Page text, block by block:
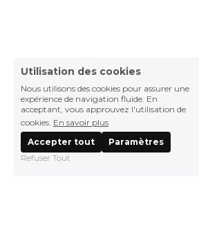
Utilisation des cookies
Nous utilisons des cookies pour assurer une
expérience de navigation fluide. En
acceptant, vous approuvez l'utilisation de
cookies. En savoir plus
Accepter tout
Paramètres
Refuser Tout